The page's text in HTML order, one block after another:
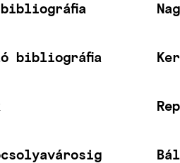
bibliográfia